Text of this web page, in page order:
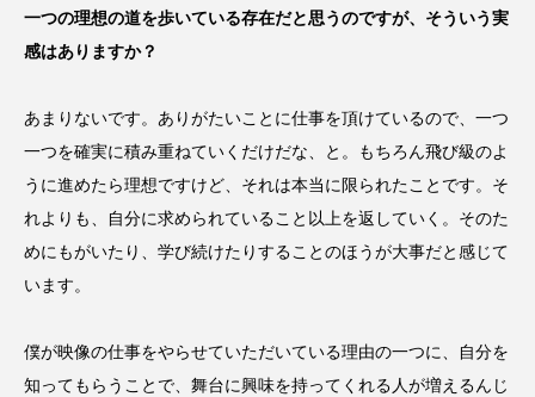
一つの理想の道を歩いている存在だと思うのですが、そういう実
感はありますか？
あまりないです。ありがたいことに仕事を頂けているので、一つ
一つを確実に積み重ねていくだけだな、と。もちろん飛び級のよ
うに進めたら理想ですけど、それは本当に限られたことです。そ
れよりも、自分に求められていること以上を返していく。そのた
めにもがいたり、学び続けたりすることのほうが大事だと感じて
います。
僕が映像の仕事をやらせていただいている理由の一つに、自分を
知ってもらうことで、舞台に興味を持ってくれる人が増えるんじ